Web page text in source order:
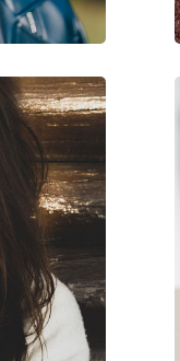
0MK4082 3005 54